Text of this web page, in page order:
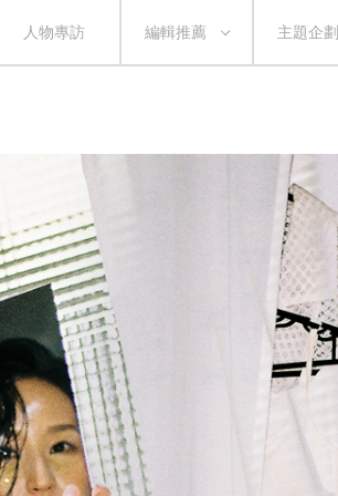
人物專訪 編輯推薦 主題企劃